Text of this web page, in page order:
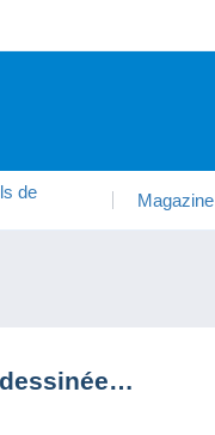
de
Magazine